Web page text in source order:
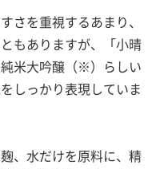
さを重視するあまり、
もありますが、「小晴
米大吟醸（※）らしい
しっかり表現していま
、水だけを原料に、精